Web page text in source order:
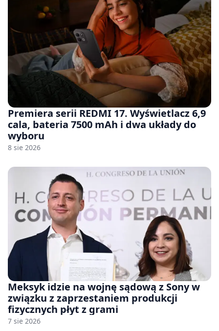
Premiera serii REDMI 17. Wyświetlacz 6,9
cala, bateria 7500 mAh i dwa układy do
wyboru
8 sie 2026
Meksyk idzie na wojnę sądową z Sony w
związku z zaprzestaniem produkcji
fizycznych płyt z grami
7 sie 2026